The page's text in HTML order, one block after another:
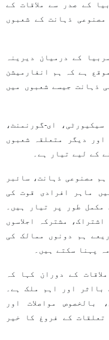
کے صدر سے ملاقات کے
مصنوعی ذہانت کے شعبوں
کے درمیان دیرینہ
ہے کہ ہم انفارمیشن
ذہانت جیسے شعبوں میں
ای-گورنمنٹ،
اور دیگر متعلقہ شعبوں
کے لیے تیار ہے۔
مصنوعی ذہانت، سائبر
ماہر افرادی قوت کی
مکمل طور پر تیار ہیں۔
مشترکہ اجلاسوں
ہم دونوں ممالک کی
پہنا سکتے ہیں۔
کے دوران کہا کہ
بااثر اور اہم ملک ہے۔
مواصلات اور
تعلقات کے فروغ کا خیر